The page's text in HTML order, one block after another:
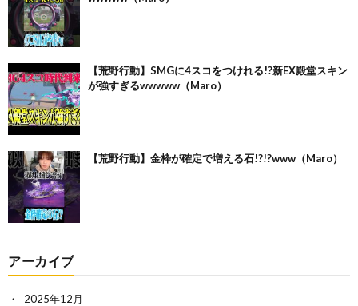
【荒野行動】SMGに4スコをつけれる!?新EX殿堂スキン
が強すぎるwwwww（Maro）
【荒野行動】金枠が確定で増える石!?!?www（Maro）
アーカイブ
2025年12月